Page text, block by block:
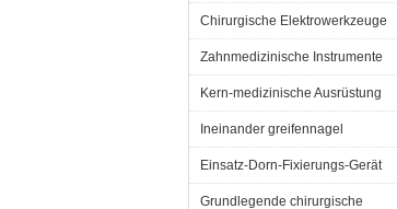
Chirurgische Elektrowerkzeuge
Zahnmedizinische Instrumente
Kern-medizinische Ausrüstung
Ineinander greifennagel
Einsatz-Dorn-Fixierungs-Gerät
Grundlegende chirurgische